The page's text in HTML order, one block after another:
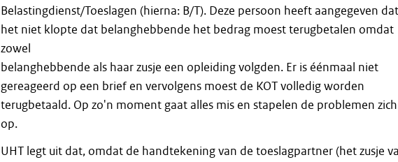
Belastingdienst/Toeslagen (hierna: B/T). Deze persoon heeft aangegeven dat
het niet klopte dat belanghebbende het bedrag moest terugbetalen omdat
zowel
belanghebbende als haar zusje een opleiding volgden. Er is éénmaal niet
gereageerd op een brief en vervolgens moest de KOT volledig worden
terugbetaald. Op zo'n moment gaat alles mis en stapelen de problemen zich
op.
UHT legt uit dat, omdat de handtekening van de toeslagpartner (het zusje